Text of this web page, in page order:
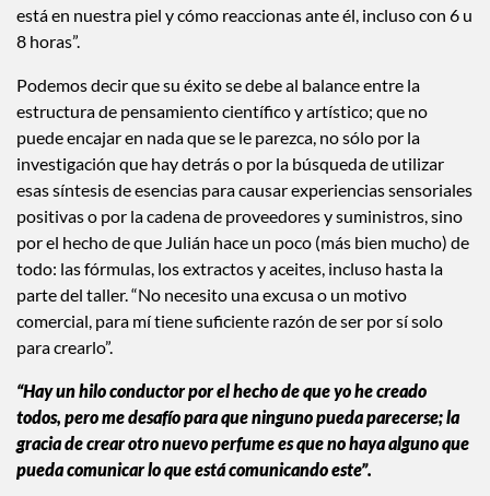
está en nuestra piel y cómo reaccionas ante él, incluso con 6 u
8 horas”.
Podemos decir que su éxito se debe al balance entre la
estructura de pensamiento científico y artístico; que no
puede encajar en nada que se le parezca, no sólo por la
investigación que hay detrás o por la búsqueda de utilizar
esas síntesis de esencias para causar experiencias sensoriales
positivas o por la cadena de proveedores y suministros, sino
por el hecho de que Julián hace un poco (más bien mucho) de
todo: las fórmulas, los extractos y aceites, incluso hasta la
parte del taller. “No necesito una excusa o un motivo
comercial, para mí tiene suficiente razón de ser por sí solo
para crearlo”.
“Hay un hilo conductor por el hecho de que yo he creado
todos, pero me desafío para que ninguno pueda parecerse; la
gracia de crear otro nuevo perfume es que no haya alguno que
pueda comunicar lo que está comunicando este”.